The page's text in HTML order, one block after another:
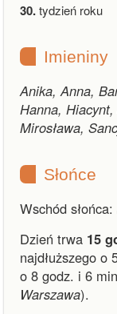
30.tydzień roku
Imieniny
Anika, Anna,
Hanna,
Mirosława,
Słońce
Wschód
Dzień trwa 15
najdłuższego o
o 8 godz. i 6
Warszawa).